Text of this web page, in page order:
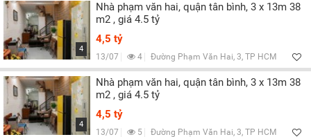
4
Nhà phạm văn hai, quận tân bình, 3 x 13m 38
m2 , giá 4.5 tỷ
4,5 tỷ
13/07 4 Đường Phạm Văn Hai, 3, TP HCM
4
Nhà phạm văn hai, quận tân bình, 3 x 13m 38
m2 , giá 4.5 tỷ
4,5 tỷ
13/07 5 Đường Phạm Văn Hai, 3, TP HCM